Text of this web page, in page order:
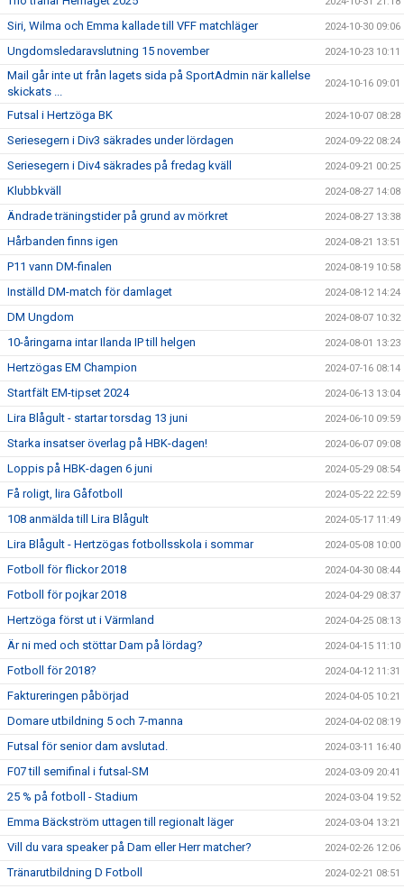
Siri, Wilma och Emma kallade till VFF matchläger 2024-10-30 09:06
Ungdomsledaravslutning 15 november 2024-10-23 10:11
Mail går inte ut från lagets sida på SportAdmin när kallelse
skickats ...
2024-10-16 09:01
Futsal i Hertzöga BK 2024-10-07 08:28
Seriesegern i Div3 säkrades under lördagen 2024-09-22 08:24
Seriesegern i Div4 säkrades på fredag kväll 2024-09-21 00:25
Klubbkväll 2024-08-27 14:08
Ändrade träningstider på grund av mörkret 2024-08-27 13:38
Hårbanden finns igen 2024-08-21 13:51
P11 vann DM-finalen 2024-08-19 10:58
Inställd DM-match för damlaget 2024-08-12 14:24
DM Ungdom 2024-08-07 10:32
10-åringarna intar Ilanda IP till helgen 2024-08-01 13:23
Hertzögas EM Champion 2024-07-16 08:14
Startfält EM-tipset 2024 2024-06-13 13:04
Lira Blågult - startar torsdag 13 juni 2024-06-10 09:59
Starka insatser överlag på HBK-dagen! 2024-06-07 09:08
Loppis på HBK-dagen 6 juni 2024-05-29 08:54
Få roligt, lira Gåfotboll 2024-05-22 22:59
108 anmälda till Lira Blågult 2024-05-17 11:49
Lira Blågult - Hertzögas fotbollsskola i sommar 2024-05-08 10:00
Fotboll för flickor 2018 2024-04-30 08:44
Fotboll för pojkar 2018 2024-04-29 08:37
Hertzöga först ut i Värmland 2024-04-25 08:13
Är ni med och stöttar Dam på lördag? 2024-04-15 11:10
Fotboll för 2018? 2024-04-12 11:31
Faktureringen påbörjad 2024-04-05 10:21
Domare utbildning 5 och 7-manna 2024-04-02 08:19
Futsal för senior dam avslutad. 2024-03-11 16:40
F07 till semifinal i futsal-SM 2024-03-09 20:41
25 % på fotboll - Stadium 2024-03-04 19:52
Emma Bäckström uttagen till regionalt läger 2024-03-04 13:21
Vill du vara speaker på Dam eller Herr matcher? 2024-02-26 12:06
Tränarutbildning D Fotboll 2024-02-21 08:51